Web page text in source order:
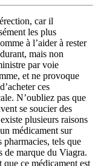
car il
les plus
à l’aider à rester
mais non
par voie
et ne provoque
ces
N’oubliez pas que
se soucier des
plusieurs raisons
médicament sur
tels que
de marque du Viagra.
que ce médicament est